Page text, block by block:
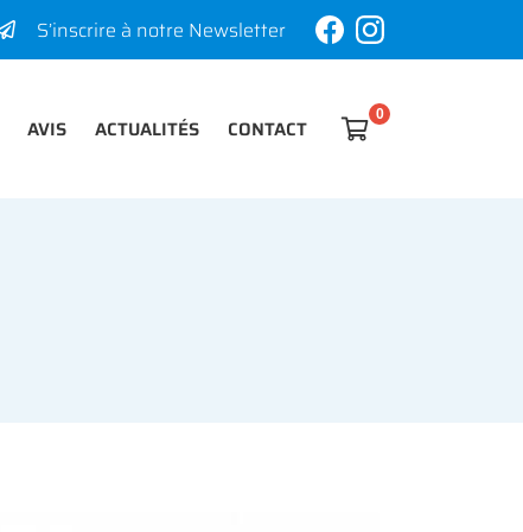
S’inscrire à notre Newsletter
AVIS ACTUALITÉS CONTACT 